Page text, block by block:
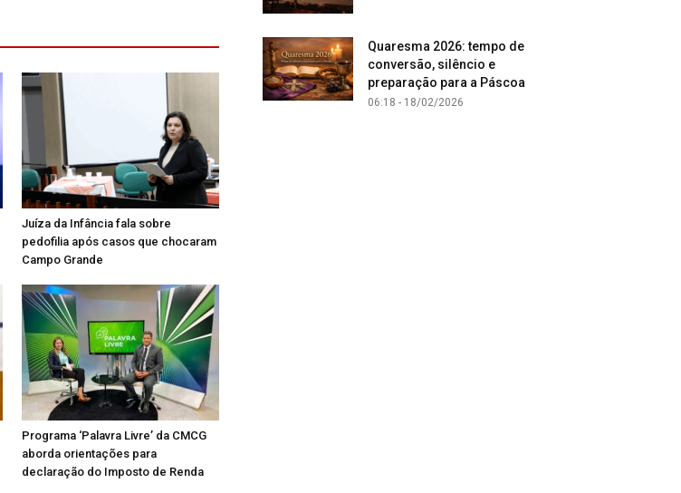
Juíza da Infância fala sobre
pedofilia após casos que chocaram
Campo Grande
Programa ‘Palavra Livre’ da CMCG
aborda orientações para
declaração do Imposto de Renda
Quaresma 2026: tempo de
conversão, silêncio e
preparação para a Páscoa
06:18 - 18/02/2026